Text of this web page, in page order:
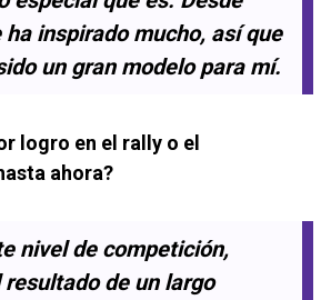
ha inspirado mucho, así que
un gran modelo para mí.
logro en el rally o el
ahora?
nivel de competición,
resultado de un largo